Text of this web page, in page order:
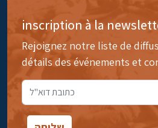
inscription à la
Rejoignez notre liste de
détails des événements et